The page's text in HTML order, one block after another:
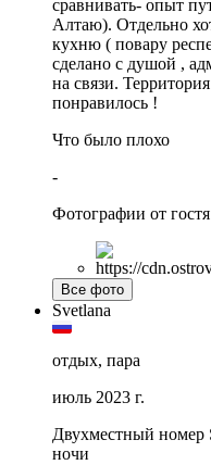
сравнивать- опыт
Алтаю). Отдельно
кухню ( повару
сделано с душой ,
на связи.
понравилось !
Что было плохо
-
Фотографии от гостя
Все фото
Svetlana
отдых, пара
июль 2023 г.
Двухместный номер
ночи